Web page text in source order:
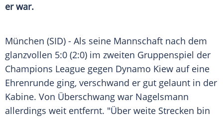
er war.
München (SID) - Als seine Mannschaft nach dem
glanzvollen 5:0 (2:0) im zweiten Gruppenspiel der
Champions League gegen Dynamo Kiew auf eine
Ehrenrunde ging, verschwand er gut gelaunt in der
Kabine. Von Überschwang war Nagelsmann
allerdings weit entfernt. "Über weite Strecken bin